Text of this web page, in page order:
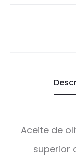
Aceite de
superior